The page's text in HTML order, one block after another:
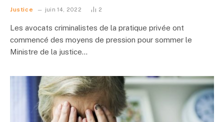
Justice juin 14, 2022 2
Les avocats criminalistes de la pratique privée ont
commencé des moyens de pression pour sommer le
Ministre de la justice…